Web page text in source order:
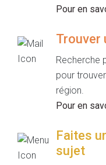
Pour en
Trouver
Recherche
pour
région.
Pour en
Faites
sujet